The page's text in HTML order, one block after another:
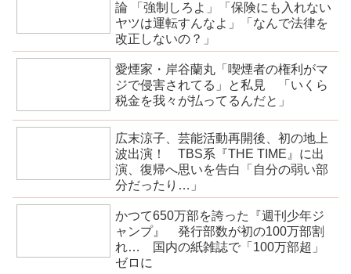
論 「強制しろよ」「保険にも入れない
ヤツは運転すんなよ」「なんで法律を
改正しないの？」
愛煙家・岸谷蘭丸「喫煙者の権利がマ
ジで侵害されてる」と私見 「いくら
税金を我々が払ってるんだと」
広末涼子、芸能活動再開後、初の地上
波出演！ TBS系『THE TIME』に出
演、復帰へ思いを告白「自分の弱い部
分だったり…」
かつて650万部を誇った『週刊少年ジ
ャンプ』 発行部数が初の100万部割
れ… 国内の紙雑誌で「100万部超」
ゼロに